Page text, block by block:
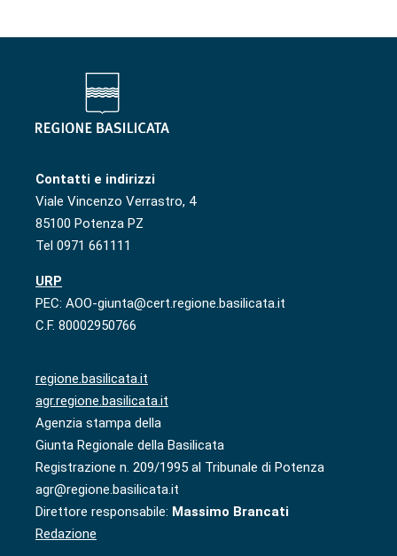
Contatti e indirizzi
Viale Vincenzo Verrastro, 4
85100 Potenza PZ
Tel 0971 661111
URP
PEC: AOO-giunta@cert.regione.basilicata.it
C.F. 80002950766
regione.basilicata.it
agr.regione.basilicata.it
Agenzia stampa della
Giunta Regionale della Basilicata
Registrazione n. 209/1995 al Tribunale di Potenza
agr@regione.basilicata.it
Direttore responsabile: Massimo Brancati
Redazione